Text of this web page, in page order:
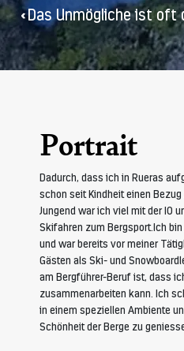
«Das Unmögliche ist oft
Portrait
Dadurch, dass ich in Rueras
schon seit Kindheit einen
Jungend war ich viel mit der IO
Skifahren zum Bergsport.Ich
und war bereits vor meiner
Gästen als Ski- und
am Bergführer-Beruf ist, dass
zusammenarbeiten kann. Ich
in einem speziellen Ambiente
Schönheit der Berge zu